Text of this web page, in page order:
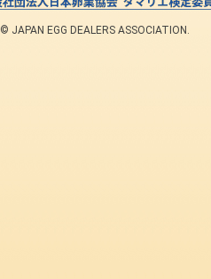
© JAPAN EGG DEALERS ASSOCIATION.